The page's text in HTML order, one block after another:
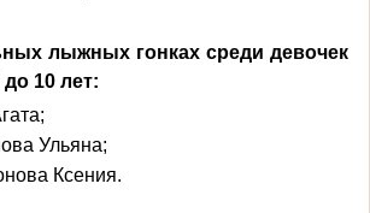
лыжных гонках среди девочек
до 10 лет:
Ульяна;
Ксения.